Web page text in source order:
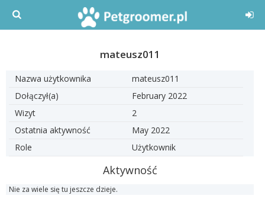
mateusz011
Nazwa użytkownika
mateusz011
Dołączył(a)
February 2022
Wizyt
2
Ostatnia aktywność
May 2022
Role
Użytkownik
Aktywność
Nie za wiele się tu jeszcze dzieje.